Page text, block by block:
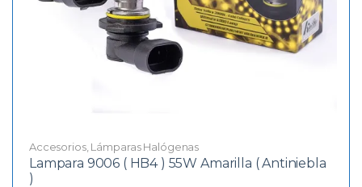
Accesorios, Lámparas Halógenas
Lampara 9006 ( HB4 ) 55W Amarilla ( Antiniebla
)